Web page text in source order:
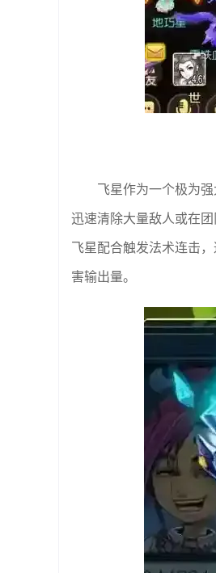
飞星作为一个极为
迅速清除大量敌人或在
飞星配合触发法术连击
害输出量。